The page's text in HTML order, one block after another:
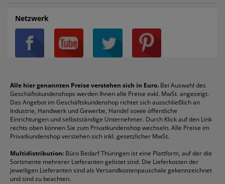
AGB
Datenschutz
Privatsphäre-Einstellungen
Über uns
Reklamation / Retouren
Vertrag widerrufen (Privatkunden)
Rabatte & Aktionen
Batterien
Bleistifte
Blöcke
Boardmarker
Briefumschläge
Druckerpatronen
Etiketten
Fineliner
Folienschreiber
Formulare
Gelschreiber
Geschäftsbücher
Heftstreifen
Kaffee
Klebeband
Klemmmappen
Kopierpapier
Korrekturmittel
Kugelschreiber
Mappen
Ordner
Packband
Permanentmarker
Radiergummis
Schnellhefter
Sichthüllen
Taschenrechner
Textmarker
Tintenroller
Tintenpatronen
Toilettenpapier
Toner
Versandmaterial
Versandtaschen
Alco
Avery/Zweckform
Canon
Durable
DYMO
Edding
Esselte
Faber-Castell
Fellowes
Franken
Fripa
Leitz
Läufer
Melitta
Pentel
Pelikan
Pilot
Pritt
Schneider
Stabilo
Staedtler
Netzwerk
Alle hier genannten Preise verstehen sich in Euro. Bei Auswahl des
Geschäftskundenshops werden Ihnen alle Preise exkl. MwSt. angezeigt.
Das Angebot im Geschäftskundenshop richtet sich ausschließlich an
Industrie, Handwerk und Gewerbe, Handel sowie öffentliche
Einrichtungen und selbstständige Unternehmer. Durch Klick auf den Link
rechts oben können Sie zum Privatkundenshop wechseln. Alle Preise im
Privatkundenshop verstehen sich inkl. gesetzlicher MwSt.
Multidistribution: Büro Bedarf Thüringen ist eine Plattform, auf der die
Sortimente mehrerer Lieferanten gelistet sind. Die Lieferkosten der
jeweiligen Lieferanten sind als Versandkostenpauschale gekennzeichnet
und sind zu beachten.